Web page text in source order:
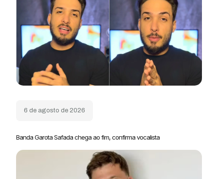
6 de agosto de 2026
Banda Garota Safada chega ao fim, confirma vocalista